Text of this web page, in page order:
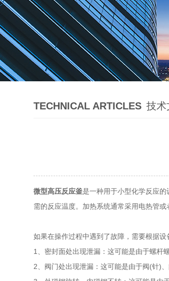
TECHNICAL ARTICLES 技术
微型高压反应釜是一种用于小型化学反应
需的反应温度。加热系统通常采用电热管
如果在操作过程中遇到了故障，需要根据
1、密封面处出现泄漏：这可能是由于螺杆
2、阀门处出现泄漏：这可能是由于阀(针)